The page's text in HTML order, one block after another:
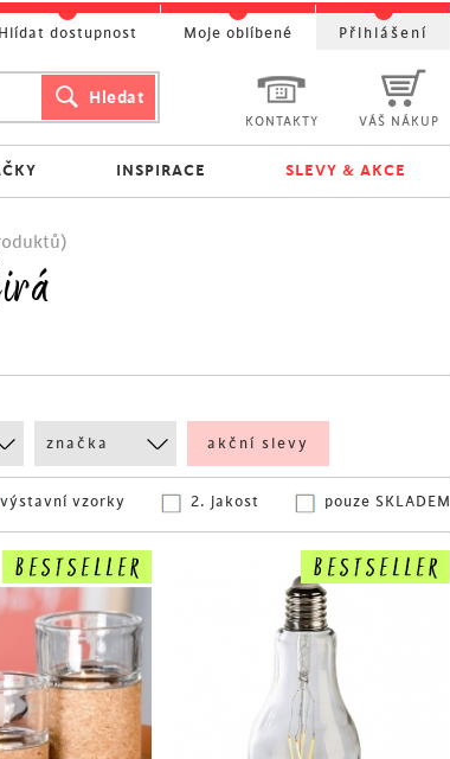
značka akční slevy
pouze SKLADEM
2. jakost
výstavní vzorky
KONTAKTY VÁŠ NÁKUP
INSPIRACE SLEVY & AKCE
Hlídat dostupnost Moje oblíbené Přihlášení